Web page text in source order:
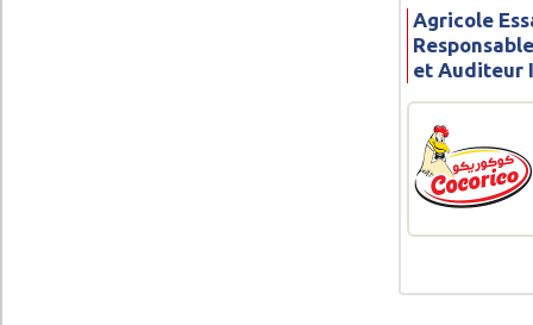
Agricole
et Auditeur